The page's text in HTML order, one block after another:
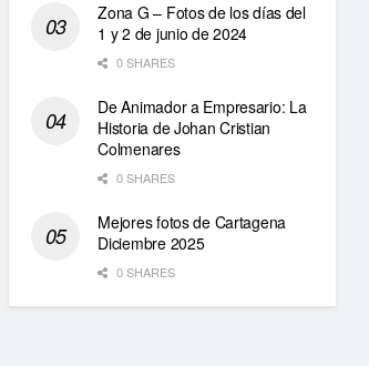
Zona G – Fotos de los días del
1 y 2 de junio de 2024
0 SHARES
De Animador a Empresario: La
Historia de Johan Cristian
Colmenares
0 SHARES
Mejores fotos de Cartagena
Diciembre 2025
0 SHARES